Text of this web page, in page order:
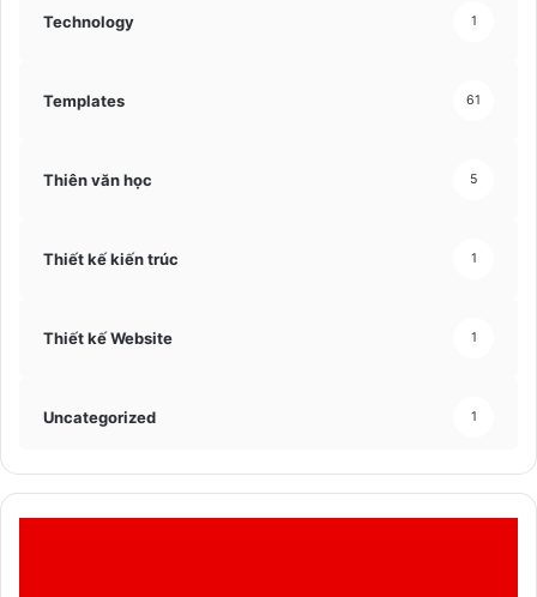
Technology 1
Templates 61
Thiên văn học 5
Thiết kế kiến trúc 1
Thiết kế Website 1
Uncategorized 1